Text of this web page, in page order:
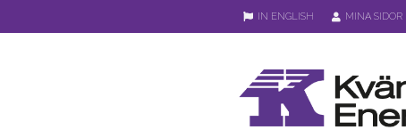
IN ENGLISH MINA SIDOR